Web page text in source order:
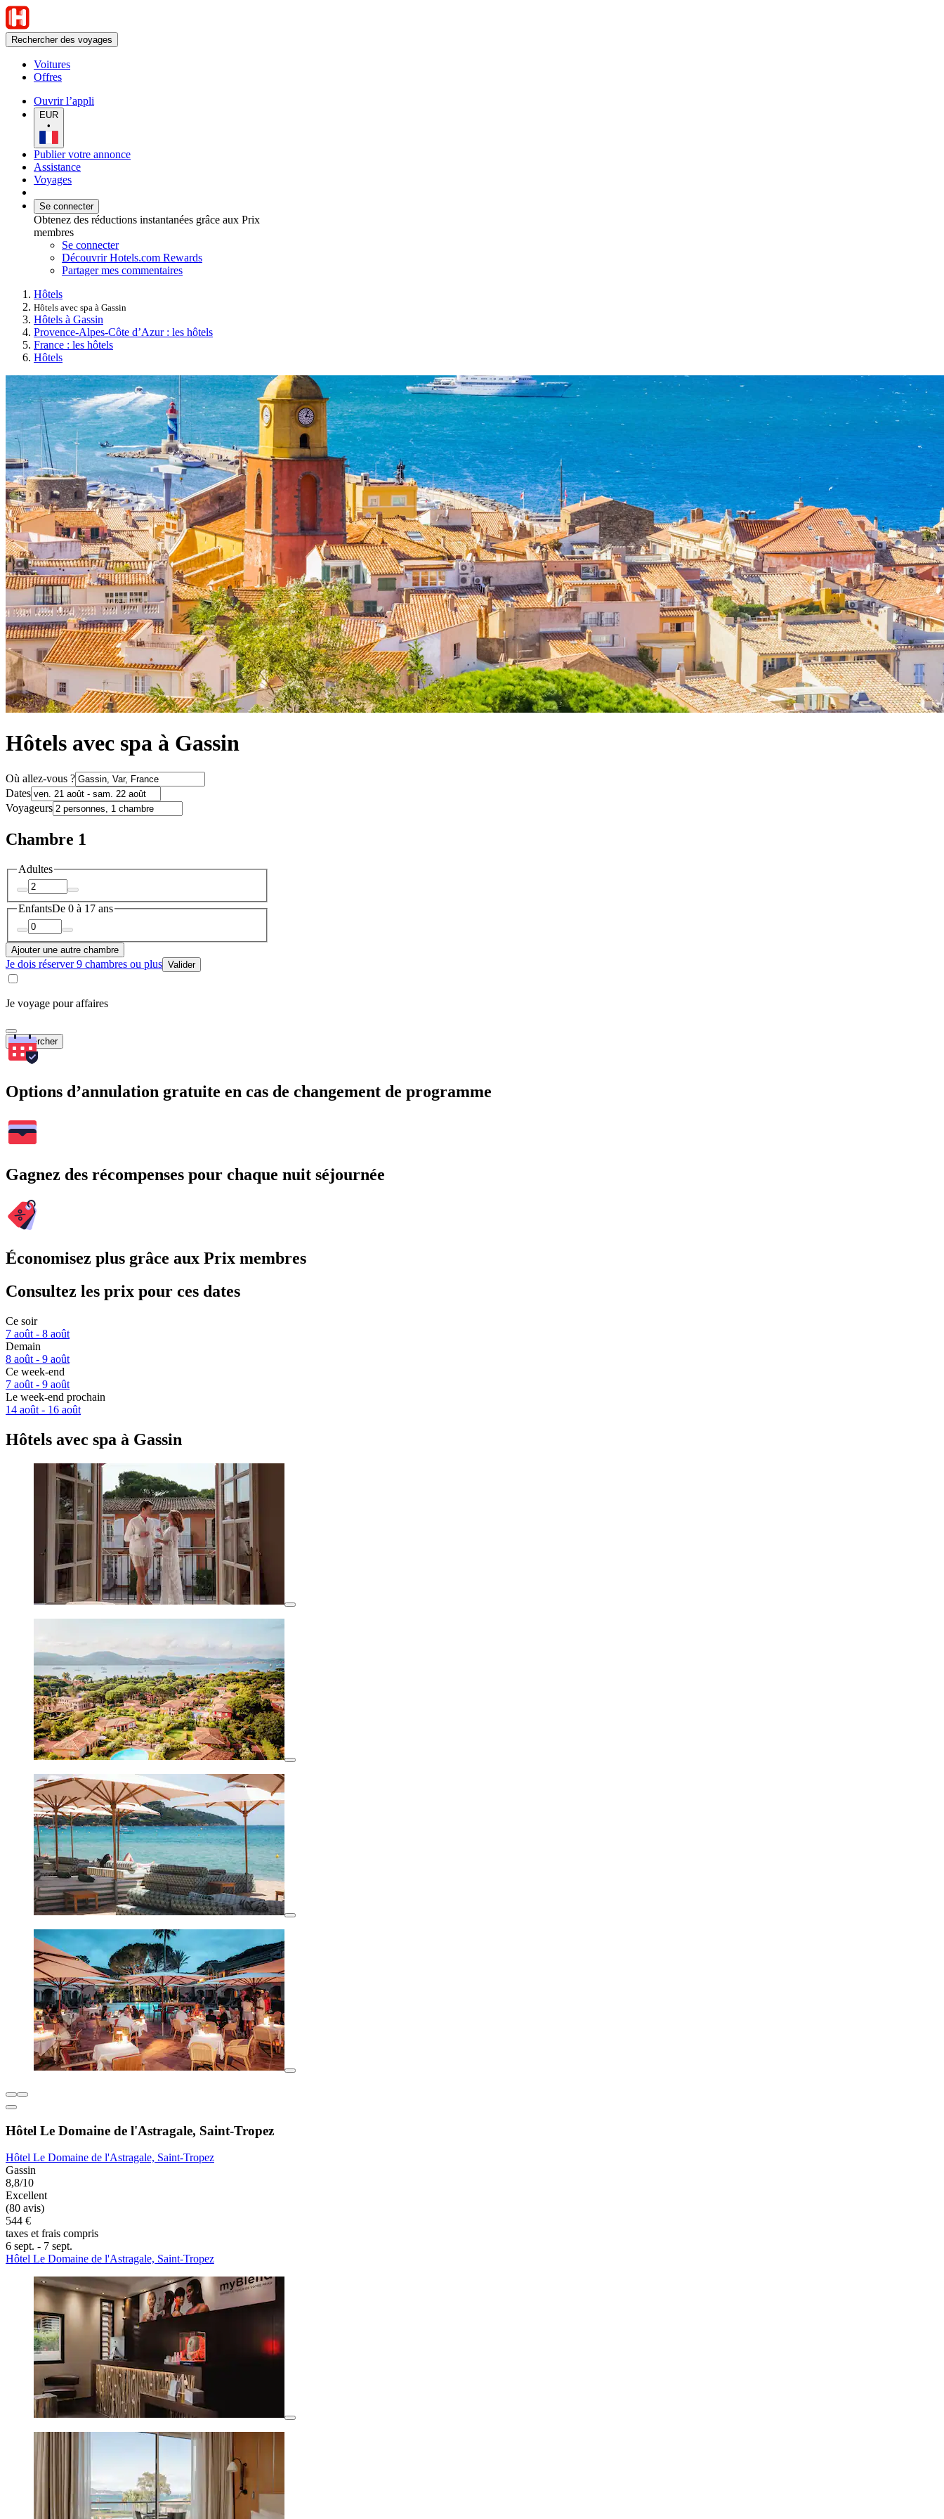
Rechercher des voyages
Voitures
Offres
Ouvrir l’appli
EUR
•
Publier votre annonce
Assistance
Voyages
Se connecter
Obtenez des réductions instantanées grâce aux Prix
membres
Se connecter
Découvrir Hotels.com Rewards
Partager mes commentaires
Hôtels
Hôtels avec spa à Gassin
Hôtels à Gassin
Provence-Alpes-Côte d’Azur : les hôtels
France : les hôtels
Hôtels
Hôtels avec spa à Gassin
Où allez-vous ?
Dates
Voyageurs
Chambre 1
Adultes
EnfantsDe 0 à 17 ans
Ajouter une autre chambre
Je dois réserver 9 chambres ou plus Valider
Je voyage pour affaires
Rechercher
Options d’annulation gratuite en cas de changement de programme
Gagnez des récompenses pour chaque nuit séjournée
Économisez plus grâce aux Prix membres
Consultez les prix pour ces dates
Ce soir
7 août - 8 août
Demain
8 août - 9 août
Ce week-end
7 août - 9 août
Le week-end prochain
14 août - 16 août
Hôtels avec spa à Gassin
Hôtel Le Domaine de l'Astragale, Saint-Tropez
Hôtel Le Domaine de l'Astragale, Saint-Tropez
Gassin
8,8/10
Excellent
(80 avis)
544 €
taxes et frais compris
6 sept. - 7 sept.
Hôtel Le Domaine de l'Astragale, Saint-Tropez